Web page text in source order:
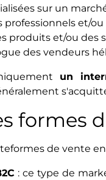
sur un
professionnels et/
produits et/ou des
des vendeurs
un
formes
de vente
: ce type de